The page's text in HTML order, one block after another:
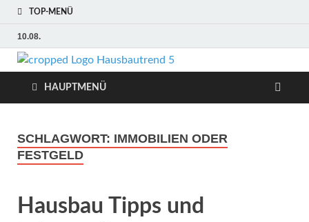
TOP-MENÜ
10.08.
Hausbau
Trends
Hausbau, Modernisierung,
Energietechnik, Haustechnik
HAUPTMENÜ
SCHLAGWORT: IMMOBILIEN ODER
FESTGELD
Hausbau Tipps und